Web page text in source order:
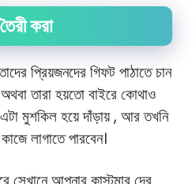
করা
প্রিয়জনদের গিফট পাঠাতে চান
তারা হয়তো বাইরে কোথাও
মুশকিল হয়ে দাঁড়ায় , আর তখনি
লাগাতে পারবেন।